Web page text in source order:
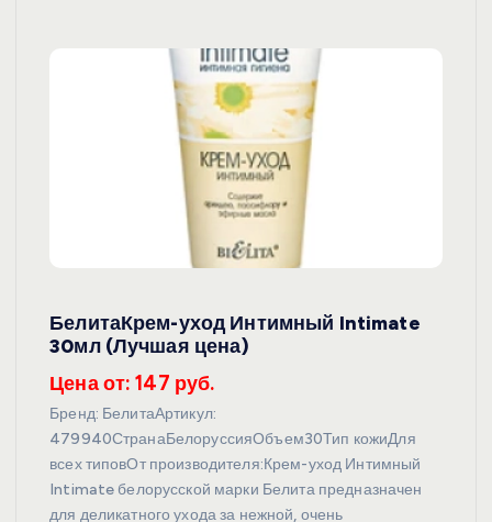
БелитаКрем-уход Интимный Intimate
30мл (Лучшая цена)
Цена от: 147 руб.
Бренд: БелитаАртикул:
479940СтранаБелоруссияОбъем30Тип кожиДля
всех типовОт производителя:Крем-уход Интимный
Intimate белорусской марки Белита предназначен
для деликатного ухода за нежной, очень